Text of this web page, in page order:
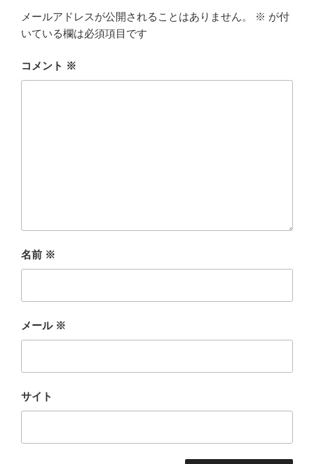
メールアドレスが公開されることはありません。 ※ が付
いている欄は必須項目です
コメント ※
名前 ※
メール ※
サイト